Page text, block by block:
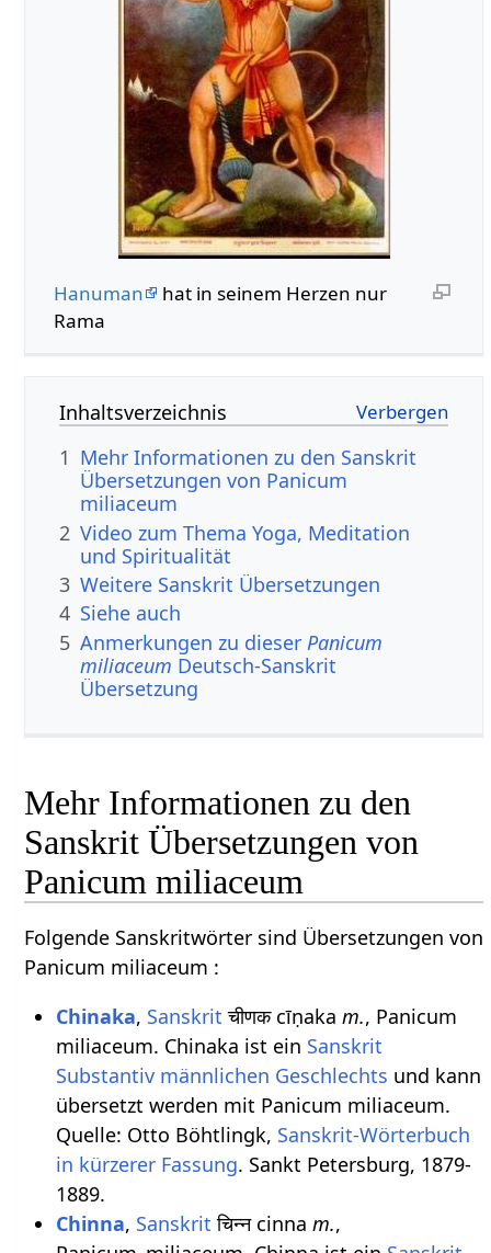
Hanuman
hat in seinem Herzen nur
Rama
Inhaltsverzeichnis
1 Mehr Informationen zu den Sanskrit
Übersetzungen von Panicum
miliaceum
2 Video zum Thema Yoga, Meditation
und Spiritualität
3 Weitere Sanskrit Übersetzungen
4 Siehe auch
5 Anmerkungen zu dieserPanicum
miliaceum Deutsch-Sanskrit
Übersetzung
Mehr Informationen zu den
Sanskrit Übersetzungen von
Panicum miliaceum
Folgende Sanskritwörter sind Übersetzungen von
Panicum miliaceum :
Chinaka, Sanskrit चीणक cīṇaka m., Panicum
miliaceum. Chinaka ist ein Sanskrit
Substantiv männlichen Geschlechts und kann
übersetzt werden mit Panicum miliaceum.
Quelle: Otto Böhtlingk, Sanskrit-Wörterbuch
in kürzerer Fassung. Sankt Petersburg, 1879-
1889.
Chinna, Sanskrit चिन्न cinna m.,